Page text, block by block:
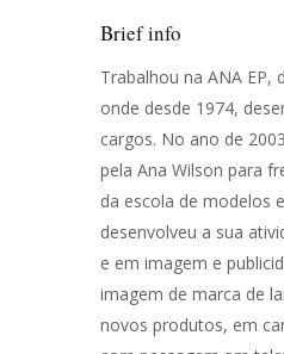
Brief info
Trabalhou na ANA EP,
onde desde 1974,
cargos. No ano de
pela Ana Wilson para
da escola de modelos
desenvolveu a sua
e em imagem e
imagem de marca de
novos produtos, em